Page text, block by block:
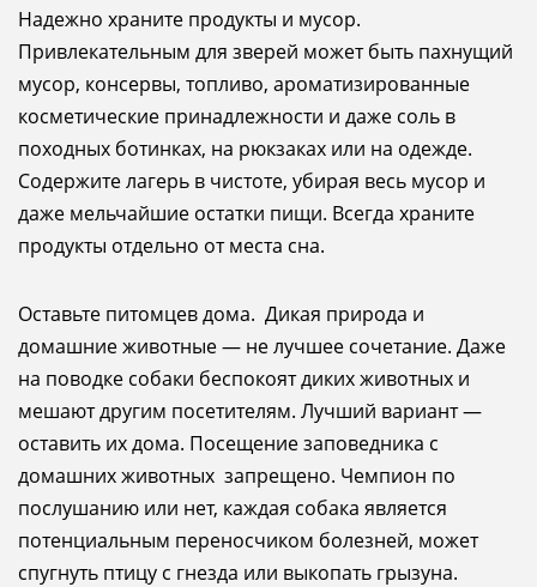
Надежно храните продукты и мусор.
Привлекательным для зверей может быть пахнущий
мусор, консервы, топливо, ароматизированные
косметические принадлежности и даже соль в
походных ботинках, на рюкзаках или на одежде.
Содержите лагерь в чистоте, убирая весь мусор и
даже мельчайшие остатки пищи. Всегда храните
продукты отдельно от места сна.
Оставьте питомцев дома. Дикая природа и
домашние животные — не лучшее сочетание. Даже
на поводке собаки беспокоят диких животных и
мешают другим посетителям. Лучший вариант —
оставить их дома. Посещение заповедника с
домашних животных запрещено. Чемпион по
послушанию или нет, каждая собака является
потенциальным переносчиком болезней, может
спугнуть птицу с гнезда или выкопать грызуна.